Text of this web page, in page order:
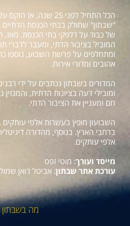
הכל התחיל לפני 25 שנה,
"שבתון" שחולק בבתי הכנסת
של כבוד על דלפקי בתי הכנסת. מאז,
המוביל בציבור הדתי, ומעבר לדברי
ומתחלפים על פרשת השבוע, נוספו
אהובים ומדורי אירוח.
המדורים בשבתון נכתבים על ידי
ומובילי דעה בציונות הדתית,
חם ומעניין את הציבור הדתי.
ברחבי הארץ. בנוסף, מהדורה
אלפי עותקים.
מייסד ועורך: מוטי זפט
עורכת אתר שבתון: אביטל דואן
מה בשבתון